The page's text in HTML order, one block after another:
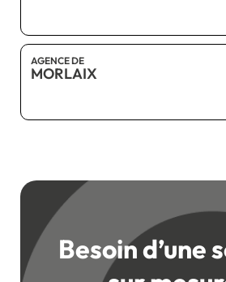
AGENCE DE
MORLAIX
Besoin d’une